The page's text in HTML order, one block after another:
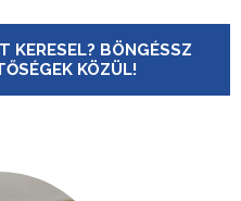
KERESEL? BÖNGÉSSZ
KÖZÜL!